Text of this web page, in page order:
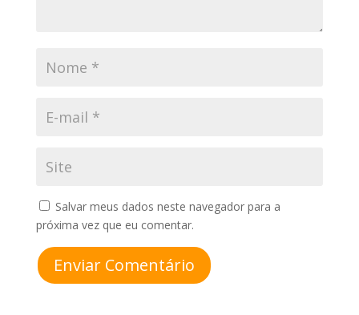
Salvar meus dados neste navegador para a
próxima vez que eu comentar.
Enviar Comentário